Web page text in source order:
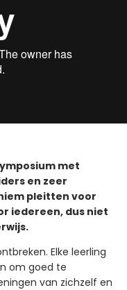
met
en zeer
pleitten voor
iedereen, dus niet
Elke leerling
om goed te
van zichzelf en